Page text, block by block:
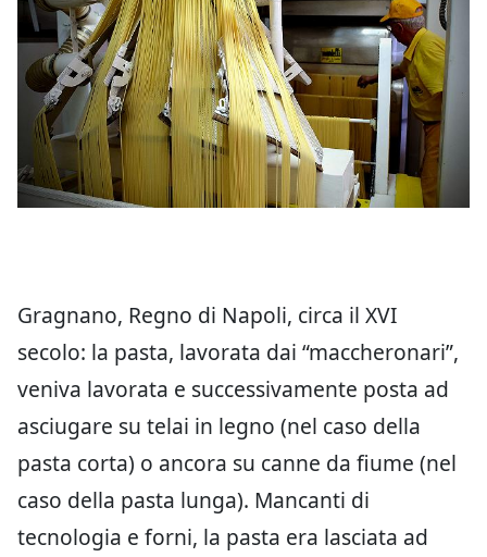
Gragnano, Regno di Napoli, circa il XVI
secolo: la pasta, lavorata dai “maccheronari”,
veniva lavorata e successivamente posta ad
asciugare su telai in legno (nel caso della
pasta corta) o ancora su canne da fiume (nel
caso della pasta lunga). Mancanti di
tecnologia e forni, la pasta era lasciata ad